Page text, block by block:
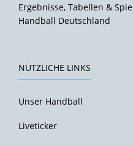
Ergebnisse, Tabellen &
Handball Deutschland
NÜTZLICHE LINKS
Unser Handball
Liveticker